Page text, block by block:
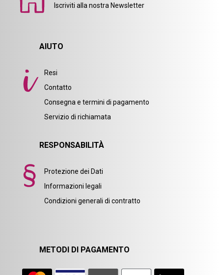
Iscriviti alla nostra Newsletter
AIUTO
Resi
Contatto
Consegna e termini di pagamento
Servizio di richiamata
RESPONSABILITÀ
Protezione dei Dati
Informazioni legali
Condizioni generali di contratto
METODI DI PAGAMENTO